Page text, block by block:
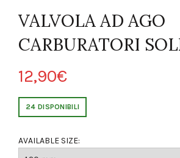
VALVOLA AD AGO
CARBURATORI
12,90€
24 DISPONIBILI
AVAILABLE SIZE: